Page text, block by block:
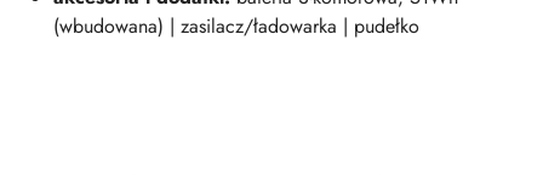
(wbudowana) | zasilacz/ładowarka | pudełko